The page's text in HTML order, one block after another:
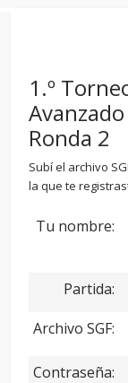
1.º
Ronda 2
Subí el archivo
la que te
Tu nombre:
Partida:
Archivo SGF:
Contraseña: